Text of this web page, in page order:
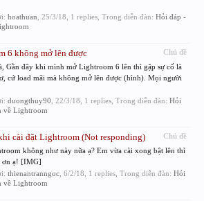
hoathuan 25/3/18 , 1 replies, Trong diễn đàn: Hỏi đáp -
Chủ đề
6 không mở lên được
Gần đây khi mình mở Lightroom 6 lên thì gặp sự cố là
cứ load mãi mà không mở lên được (hình). Mọi người
duongthuy90 22/3/18 , 1 replies, Trong diễn đàn: Hỏi
về Lightroom
Chủ đề
cài đặt Lightroom (Not responding)
không như này nữa ạ? Em vừa cài xong bật lên thì
ơn ạ! [IMG]
thienantranngoc 6/2/18 , 1 replies, Trong diễn đàn: Hỏi
về Lightroom